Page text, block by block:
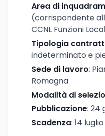
Area di
(corrispondente
CCNL Funzioni
Tipologia
indeterminato e
Sede di lavoro:
Romagna
Modalità di
Pubblicazione: 24
Scadenza: 14